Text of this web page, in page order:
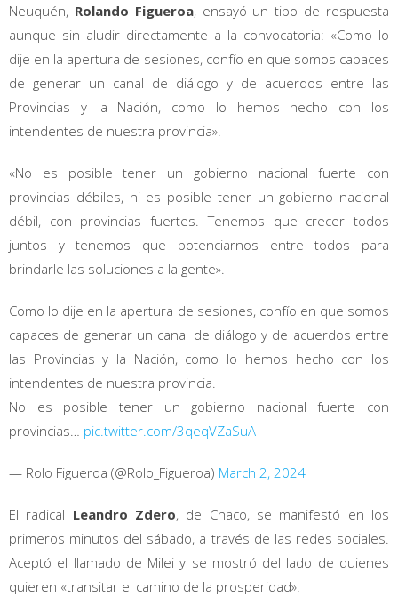
Neuquén, Rolando Figueroa, ensayó un tipo de respuesta
aunque sin aludir directamente a la convocatoria: «Como lo
dije en la apertura de sesiones, confío en que somos capaces
de generar un canal de diálogo y de acuerdos entre las
Provincias y la Nación, como lo hemos hecho con los
intendentes de nuestra provincia».
«No es posible tener un gobierno nacional fuerte con
provincias débiles, ni es posible tener un gobierno nacional
débil, con provincias fuertes. Tenemos que crecer todos
juntos y tenemos que potenciarnos entre todos para
brindarle las soluciones a la gente».
Como lo dije en la apertura de sesiones, confío en que somos
capaces de generar un canal de diálogo y de acuerdos entre
las Provincias y la Nación, como lo hemos hecho con los
intendentes de nuestra provincia.
No es posible tener un gobierno nacional fuerte con
provincias… pic.twitter.com/3qeqVZaSuA
— Rolo Figueroa (@Rolo_Figueroa) March 2, 2024
El radical Leandro Zdero, de Chaco, se manifestó en los
primeros minutos del sábado, a través de las redes sociales.
Aceptó el llamado de Milei y se mostró del lado de quienes
quieren «transitar el camino de la prosperidad».